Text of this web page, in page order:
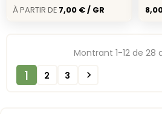
À Partir de7,00 € / GR
Montrant 1-12 de 28
1 2 3 